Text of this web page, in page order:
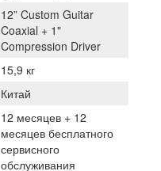
12” Custom Guitar
Coaxial + 1"
Compression Driver
15,9 кг
Китай
12 месяцев + 12
месяцев бесплатного
сервисного
обслуживания